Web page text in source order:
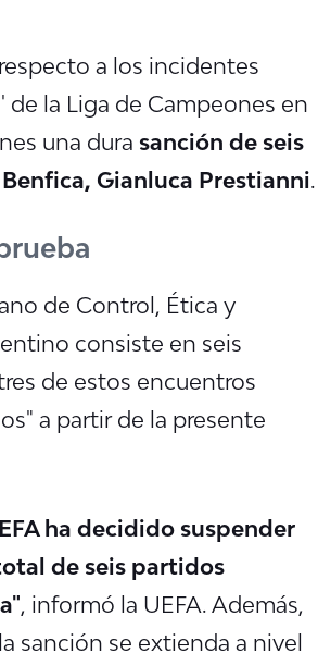
a los incidentes
la Liga de Campeones en
una dura sanción de seis
Gianluca Prestianni.
de Control, Ética y
consiste en seis
de estos encuentros
a partir de la presente
ha decidido suspender
de seis partidos
, informó la UEFA. Además,
sanción se extienda a nivel